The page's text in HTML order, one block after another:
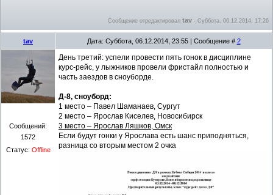
Сообщение отредактировал tav - Суббота, 06.12.2014, 17:26
tav Дата: Суббота, 06.12.2014, 23:55 | Сообщение # 2
Сообщений:
1572
Статус: Offline
День третий: успели провести пять гонок в дисциплине
курс-рейс, у лыжников провели фристайл полностью и
часть заездов в сноуборде.
Д-8, сноуборд:
1 место – Павел Шаманаев, Сургут
2 место – Ярослав Киселев, Новосибирск
3 место – Ярослав Ляшков, Омск
Если будут гонки у Ярослава есть шанс приподняться,
разница со вторым местом 2 очка